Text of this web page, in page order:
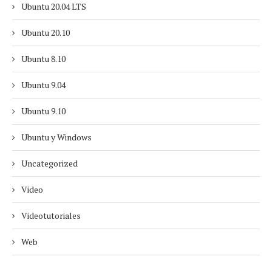
Ubuntu 20.04 LTS
Ubuntu 20.10
Ubuntu 8.10
Ubuntu 9.04
Ubuntu 9.10
Ubuntu y Windows
Uncategorized
Video
Videotutoriales
Web